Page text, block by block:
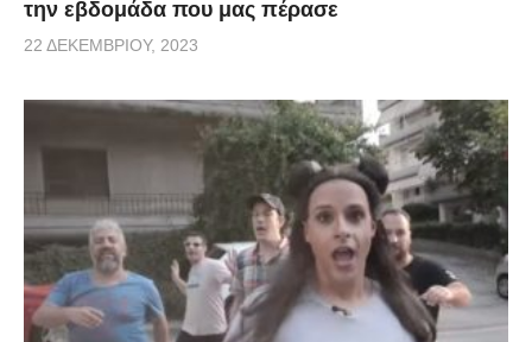
την εβδομάδα που μας πέρασε
22 ΔΕΚΕΜΒΡΊΟΥ, 2023